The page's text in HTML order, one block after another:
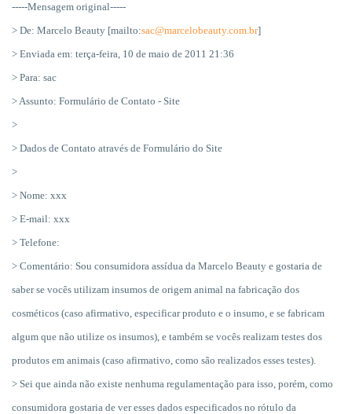
-----Mensagem original-----
> De: Marcelo Beauty [mailto:sac@marcelobeauty.com.br]
> Enviada em: terça-feira, 10 de maio de 2011 21:36
> Para: sac
> Assunto: Formulário de Contato - Site
>
> Dados de Contato através de Formulário do Site
>
> Nome: xxx
> E-mail: xxx
> Telefone:
> Comentário: Sou consumidora assídua da Marcelo Beauty e gostaria de
saber se vocês utilizam insumos de origem animal na fabricação dos
cosméticos (caso afirmativo, especificar produto e o insumo, e se fabricam
algum que não utilize os insumos), e também se vocês realizam testes dos
produtos em animais (caso afirmativo, como são realizados esses testes).
> Sei que ainda não existe nenhuma regulamentação para isso, porém, como
consumidora gostaria de ver esses dados especificados no rótulo da